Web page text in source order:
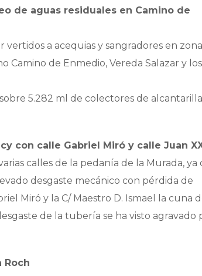
de aguas residuales en Camino de
a acequias y sangradores en
Camino de Enmedio, Vereda Salazar y los
5.282 ml de colectores de
con calle Gabriel Miró y calle Juan
calles de la pedanía de la Murada, ya
desgaste mecánico con pérdida de
Miró y la C/ Maestro D. Ismael la cuna
de la tubería se ha visto agravado
Roch